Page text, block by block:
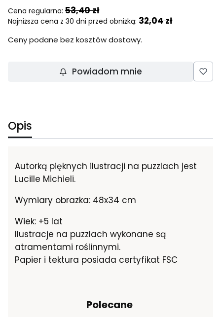
Cena regularna: 53,40 zł
Najniższa cena z 30 dni przed obniżką: 32,04 zł
Ceny podane bez kosztów dostawy.
Powiadom mnie
Opis
Autorką pięknych ilustracji na puzzlach jest
Lucille Michieli.
Wymiary obrazka: 48x34 cm
Wiek: +5 lat
Ilustracje na puzzlach wykonane są
atramentami roślinnymi.
Papier i tektura posiada certyfikat FSC
Polecane